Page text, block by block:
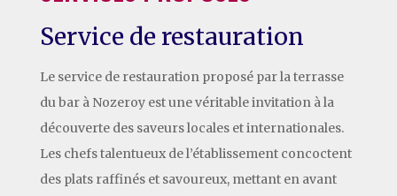
Service de restauration
Le service de restauration proposé par la terrasse
du bar à Nozeroy est une véritable invitation à la
découverte des saveurs locales et internationales.
Les chefs talentueux de l’établissement concoctent
des plats raffinés et savoureux, mettant en avant